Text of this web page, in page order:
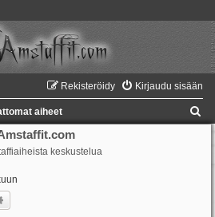
Kirjaudu sisään
Rekisteröidy
aiheet
keskustelua